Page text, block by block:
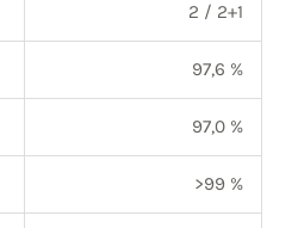
2 / 2+1
97,6 %
97,0 %
>99 %